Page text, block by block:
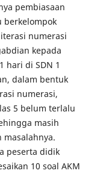
pembiasaan
berkelompok
numerasi
kepada
hari di SDN 1
dalam bentuk
numerasi,
5 belum terlalu
masih
masalahnya.
peserta didik
10 soal AKM